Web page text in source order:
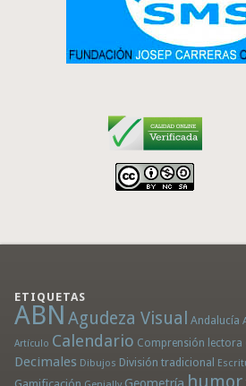
ETIQUETAS
ABN Agudeza Visual Andalucía
Artículo Calendario Comprensión lectora
Decimales Dibujos División tradicional